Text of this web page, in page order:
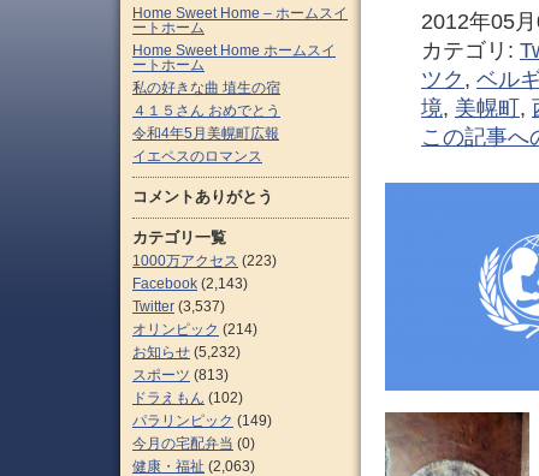
2012年05
カテゴリ:
ツク , ベル
境, 美幌町 ,
この記事へ
Home Sweet Home – ホームスイ
ートホーム
Home Sweet Home ホームスイ
ートホーム
私の好きな曲 埴生の宿
４１５さん おめでとう
令和4年5月美幌町広報
イエペスのロマンス
コメントありがとう
カテゴリ一覧
1000万アクセス (223)
Facebook (2,143)
Twitter (3,537)
オリンピック (214)
お知らせ (5,232)
スポーツ (813)
ドラえもん (102)
パラリンピック (149)
今月の宅配弁当 (0)
健康・福祉 (2,063)